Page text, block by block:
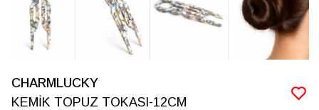
CHARMLUCKY
KEMİK TOPUZ TOKASI-12CM